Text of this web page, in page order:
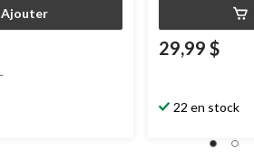
Ajouter
29,99 $
22 en stock